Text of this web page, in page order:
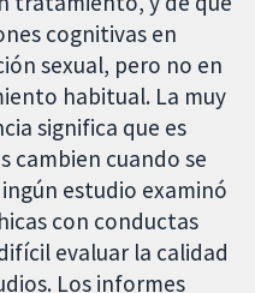
cognitivas en
sexual, pero no en
habitual. La muy
significa que es
cambien cuando se
estudio examinó
con conductas
evaluar la calidad
Los informes